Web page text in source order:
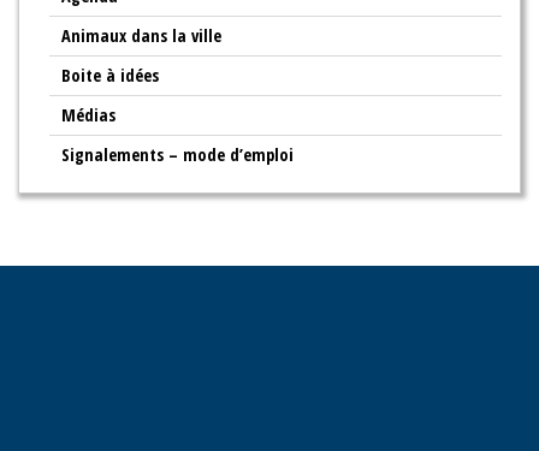
Animaux dans la ville
Boite à idées
Médias
Signalements – mode d’emploi